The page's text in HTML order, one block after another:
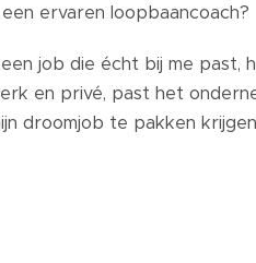
ervaren loopbaancoach?
job die écht bij me past,
en privé, past het
droomjob te pakken